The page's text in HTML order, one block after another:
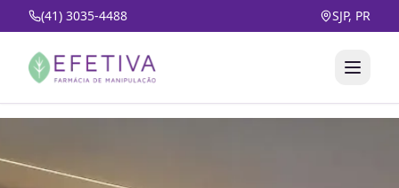
(41) 3035-4488 SJP, PR